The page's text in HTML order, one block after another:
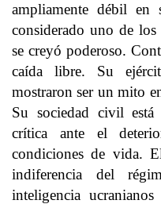
ampliamente débil en
considerado uno de los
se creyó poderoso.
caída libre. Su
mostraron ser un mito
Su sociedad civil
crítica ante el
condiciones de vida.
indiferencia del
inteligencia